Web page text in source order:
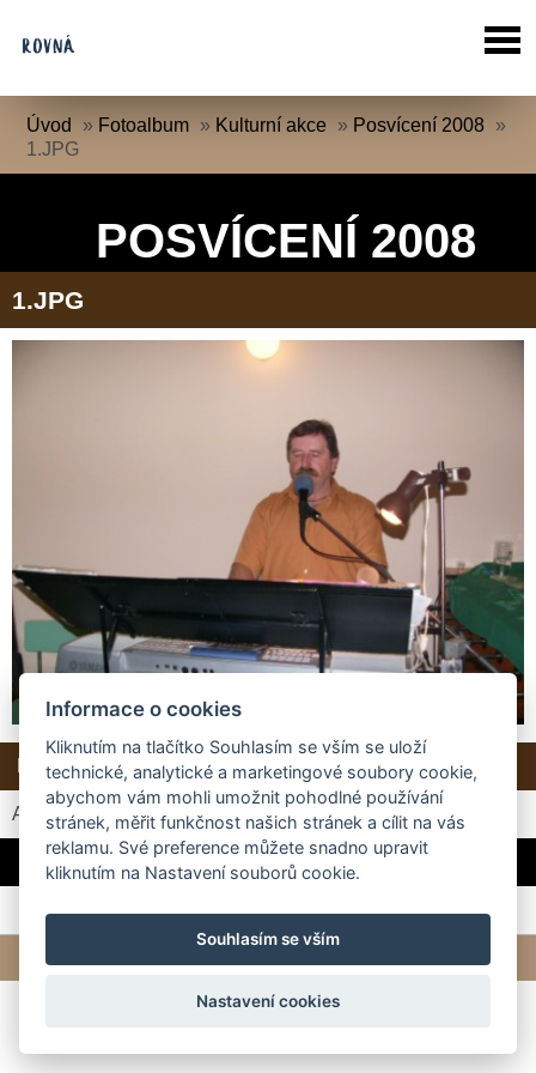
Úvod » Fotoalbum » Kulturní akce » Posvícení 2008 »
1.JPG
POSVÍCENÍ 2008
1.JPG
Další → Zpět do složky
Automatické procházení: 3| |5| | 7
(čas ve vteřinách)
Hudbu na letošní posvícenské zábavě obstaral pan Šulc.
Informace o cookies
Kliknutím na tlačítko Souhlasím se vším se uloží
technické, analytické a marketingové soubory cookie,
abychom vám mohli umožnit pohodlné používání
stránek, měřit funkčnost našich stránek a cílit na vás
reklamu. Své preference můžete snadno upravit
kliknutím na Nastavení souborů cookie.
Souhlasím se vším
Nastavení cookies